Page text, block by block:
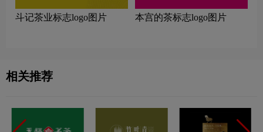
斗记茶业标志logo图片 本宫的茶标志logo图片
相关推荐